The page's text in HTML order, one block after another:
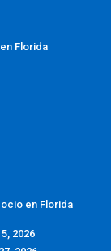
Florida
en Florida
2026